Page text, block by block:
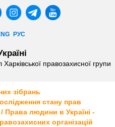
РУС
правозахисної групи
зібрань
стану прав
/ Права людини в Україні -
організацій